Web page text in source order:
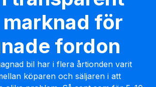
för
fordon
bil har i flera årtionden varit
köparen och säljaren i att